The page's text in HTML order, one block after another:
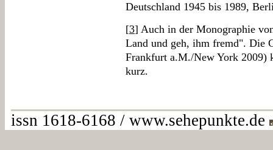
Deutschland 1945 bis 1989,
[3] Auch in der Monographie
Land und geh, ihm fremd". Die
Frankfurt a.M./New York 2009)
kurz.
issn 1618-6168 / www.sehepunkte.de